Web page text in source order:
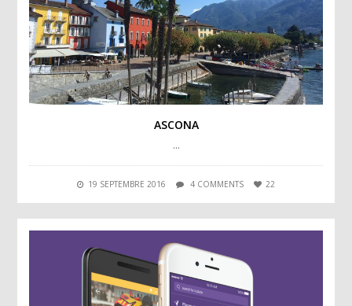
ASCONA
…
19 SEPTEMBRE 2016 4 COMMENTS 22